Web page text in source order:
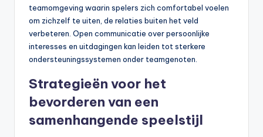
teamomgeving waarin spelers zich comfortabel voelen
om zichzelf te uiten, de relaties buiten het veld
verbeteren. Open communicatie over persoonlijke
interesses en uitdagingen kan leiden tot sterkere
ondersteuningssystemen onder teamgenoten.
Strategieën voor het
bevorderen van een
samenhangende speelstijl